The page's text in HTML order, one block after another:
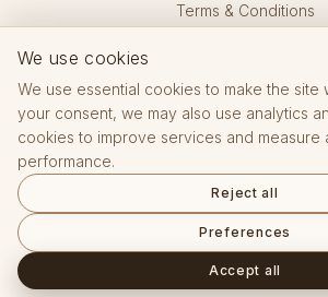
Terms & Conditions
Privacy Policy
© 2005–2026 Kove Jewelry.All
We use cookies
We use essential cookies to make the site
your consent, we may also use analytics
cookies to improve services and measure
performance.
Reject all
Preferences
Accept all